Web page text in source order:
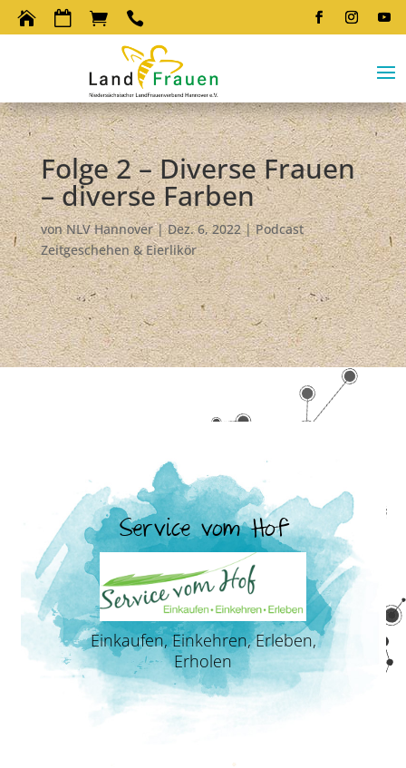
   
Folge 2 – Diverse Frauen
– diverse Farben
vonNLV Hannover|Dez. 6, 2022|Podcast
Zeitgeschehen & Eierlikör
Service vom Hof
Einkaufen, Einkehren, Erleben,
Erholen